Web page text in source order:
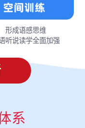
形成语感思维
听说读学全面加强
系